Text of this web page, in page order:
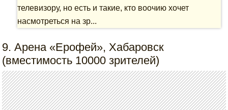
телевизору, но есть и такие, кто воочию хочет
насмотреться на зр...
9. Арена «Ерофей», Хабаровск
(вместимость 10000 зрителей)